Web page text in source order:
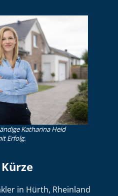
Katharina Heid
Erfolg.
in Hürth, Rheinland